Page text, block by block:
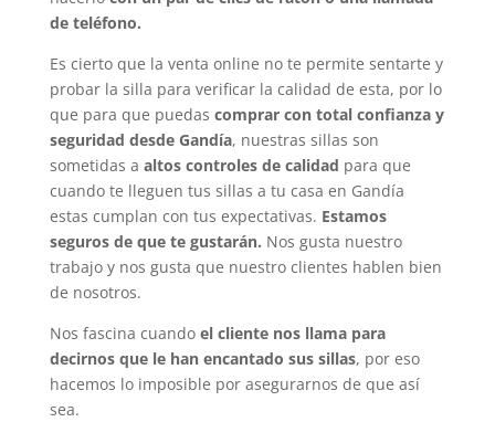
de teléfono.
Es cierto que la venta online no te permite sentarte y
probar la silla para verificar la calidad de esta, por lo
que para que puedas comprar con total confianza y
seguridad desde Gandía, nuestras sillas son
sometidas a altos controles de calidad para que
cuando te lleguen tus sillas a tu casa en Gandía
estas cumplan con tus expectativas. Estamos
seguros de que te gustarán. Nos gusta nuestro
trabajo y nos gusta que nuestro clientes hablen bien
de nosotros.
Nos fascina cuando el cliente nos llama para
decirnos que le han encantado sus sillas, por eso
hacemos lo imposible por asegurarnos de que así
sea.